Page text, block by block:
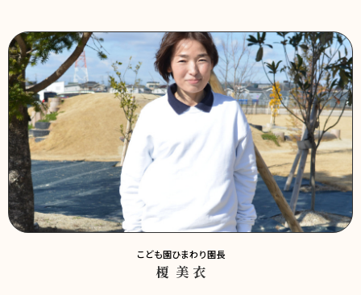
こども園ひまわり園長
榎 美 衣